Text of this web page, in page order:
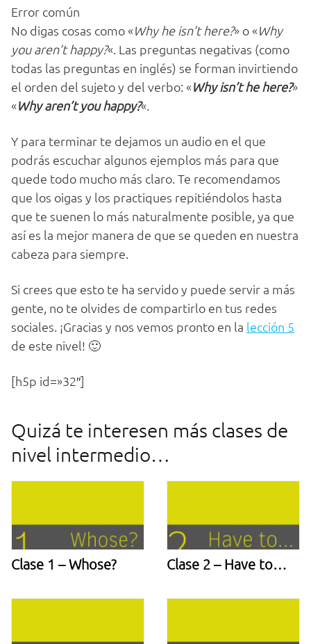
Error común
No digas cosas como «Why he isn’t here?» o «Why
you aren’t happy?«. Las preguntas negativas (como
todas las preguntas en inglés) se forman invirtiendo
el orden del sujeto y del verbo: «Why isn’t he here?»
«Why aren’t you happy?«.
Y para terminar te dejamos un audio en el que
podrás escuchar algunos ejemplos más para que
quede todo mucho más claro. Te recomendamos
que los oigas y los practiques repitiéndolos hasta
que te suenen lo más naturalmente posible, ya que
así es la mejor manera de que se queden en nuestra
cabeza para siempre.
Si crees que esto te ha servido y puede servir a más
gente, no te olvides de compartirlo en tus redes
sociales. ¡Gracias y nos vemos pronto en la lección 5
de este nivel! 🙂
[h5p id=»32″]
Quizá te interesen más clases de
nivel intermedio…​
Clase 1 – Whose? Clase 2 – Have to…